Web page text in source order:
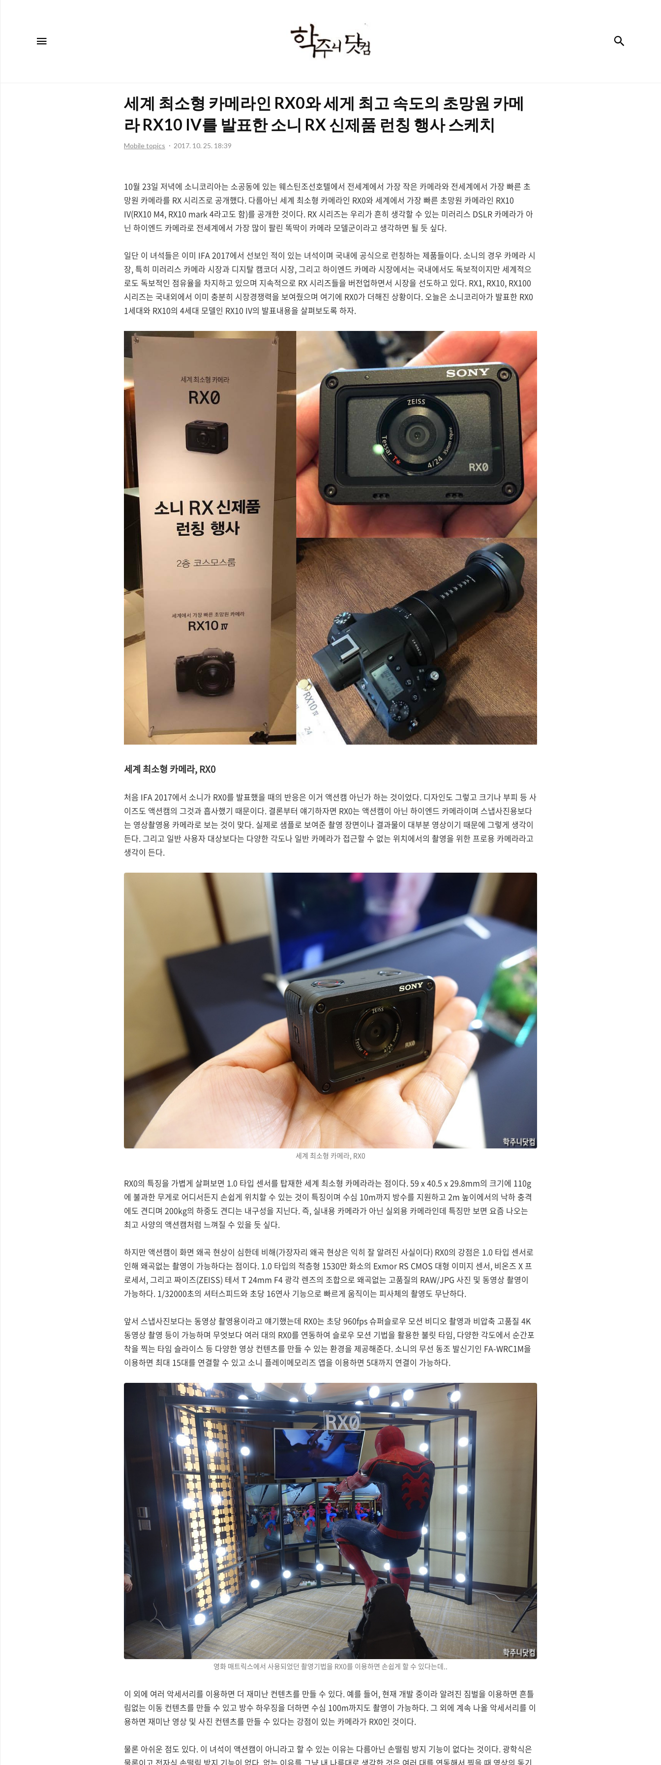
주
닷
컴
세계 최소형 카메라인 RX0와 세게 최고 속도의 초망원 카메
라 RX10 IV를 발표한 소니 RX 신제품 런칭 행사 스케치
Mobile topics 2017. 10. 25. 18:39
10월 23일 저녁에 소니코리아는 소공동에 있는 웨스틴조선호텔에서 전세계에서 가장 작은 카메라와 전세계에서 가장 빠른 초
망원 카메라를 RX 시리즈로 공개했다. 다름아닌 세계 최소형 카메라인 RX0와 세계에서 가장 빠른 초망원 카메라인 RX10
IV(RX10 M4, RX10 mark 4라고도 함)를 공개한 것이다. RX 시리즈는 우리가 흔히 생각할 수 있는 미러리스 DSLR 카메라가 아
닌 하이엔드 카메라로 전세계에서 가장 많이 팔린 똑딱이 카메라 모델군이라고 생각하면 될 듯 싶다.
일단 이 녀석들은 이미 IFA 2017에서 선보인 적이 있는 녀석이며 국내에 공식으로 런칭하는 제품들이다. 소니의 경우 카메라 시
장, 특히 미러리스 카메라 시장과 디지탈 캠코더 시장, 그리고 하이엔드 카메라 시장에서는 국내에서도 독보적이지만 세계적으
로도 독보적인 점유율을 차지하고 있으며 지속적으로 RX 시리즈들을 버전업하면서 시장을 선도하고 있다. RX1, RX10, RX100
시리즈는 국내외에서 이미 충분히 시장경쟁력을 보여줬으며 여기에 RX0가 더해진 상황이다. 오늘은 소니코리아가 발표한 RX0
1세대와 RX10의 4세대 모델인 RX10 IV의 발표내용을 살펴보도록 하자.
세계 최소형 카메라, RX0
처음 IFA 2017에서 소니가 RX0를 발표했을 때의 반응은 이거 액션캠 아닌가 하는 것이었다. 디자인도 그렇고 크기나 부피 등 사
이즈도 액션캠의 그것과 흡사했기 때문이다. 결론부터 얘기하자면 RX0는 액션캠이 아닌 하이엔드 카메라이며 스냅사진용보다
는 영상촬영용 카메라로 보는 것이 맞다. 실제로 샘플로 보여준 촬영 장면이나 결과물이 대부분 영상이기 때문에 그렇게 생각이
든다. 그리고 일반 사용자 대상보다는 다양한 각도나 일반 카메라가 접근할 수 없는 위치에서의 촬영을 위한 프로용 카메라라고
생각이 든다.
세계 최소형 카메라, RX0
RX0의 특징을 가볍게 살펴보면 1.0 타입 센서를 탑재한 세계 최소형 카메라라는 점이다. 59 x 40.5 x 29.8mm의 크기에 110g
에 불과한 무게로 어디서든지 손쉽게 위치할 수 있는 것이 특징이며 수심 10m까지 방수를 지원하고 2m 높이에서의 낙하 충격
에도 견디며 200kg의 하중도 견디는 내구성을 지닌다. 즉, 실내용 카메라가 아닌 실외용 카메라인데 특징만 보면 요즘 나오는
최고 사양의 액션캠처럼 느껴질 수 있을 듯 싶다.
하지만 액션캠이 화면 왜곡 현상이 심한데 비해(가장자리 왜곡 현상은 익히 잘 알려진 사실이다) RX0의 강점은 1.0 타입 센서로
인해 왜곡없는 촬영이 가능하다는 점이다. 1.0 타입의 적층형 1530만 화소의 Exmor RS CMOS 대형 이미지 센서, 비온즈 X 프
로세서, 그리고 짜이즈(ZEISS) 테서 T 24mm F4 광각 렌즈의 조합으로 왜곡없는 고품질의 RAW/JPG 사진 및 동영상 촬영이
가능하다. 1/32000초의 셔터스피드와 초당 16연사 기능으로 빠르게 움직이는 피사체의 촬영도 무난하다.
앞서 스냅사진보다는 동영상 촬영용이라고 얘기했는데 RX0는 초당 960fps 슈퍼슬로우 모션 비디오 촬영과 비압축 고품질 4K
동영상 촬영 등이 가능하며 무엇보다 여러 대의 RX0를 연동하여 슬로우 모션 기법을 활용한 불릿 타임, 다양한 각도에서 순간포
착을 찍는 타임 슬라이스 등 다양한 영상 컨텐츠를 만들 수 있는 환경을 제공해준다. 소니의 무선 동조 발신기인 FA-WRC1M을
이용하면 최대 15대를 연결할 수 있고 소니 플레이메모리즈 앱을 이용하면 5대까지 연결이 가능하다.
영화 매트릭스에서 사용되었던 촬영기법을 RX0를 이용하면 손쉽게 할 수 있다는데..
이 외에 여러 악세서리를 이용하면 더 재미난 컨텐츠를 만들 수 있다. 예를 들어, 현재 개발 중이라 알려진 짐벌을 이용하면 흔틀
림없는 이동 컨텐츠를 만들 수 있고 방수 하우징을 더하면 수심 100m까지도 촬영이 가능하다. 그 외에 계속 나올 악세서리를 이
용하면 재미난 영상 및 사진 컨텐츠를 만들 수 있다는 강점이 있는 카메라가 RX0인 것이다.
물론 아쉬운 점도 있다. 이 녀석이 액션캠이 아니라고 할 수 있는 이유는 다름아닌 손떨림 방지 기능이 없다는 것이다. 광학식은
물론이고 전자식 손떨림 방지 기능이 없다. 없는 이유를 그냥 내 나름대로 생각한 것은 여러 대를 연동해서 찍을 때 영상의 동기